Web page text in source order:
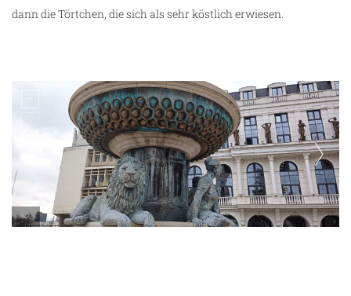
dann die Törtchen, die sich als sehr köstlich erwiesen.